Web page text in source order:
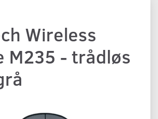
Wireless
M235 - trådløs